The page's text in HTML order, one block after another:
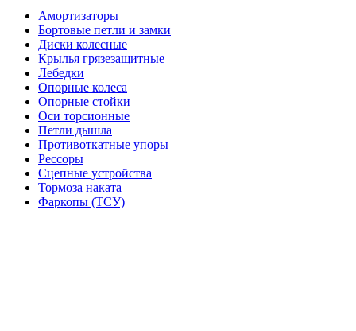
Амортизаторы
Бортовые петли и замки
Диски колесные
Крылья грязезащитные
Лебедки
Опорные колеса
Опорные стойки
Оси торсионные
Петли дышла
Противоткатные упоры
Рессоры
Сцепные устройства
Тормоза наката
Фаркопы (ТСУ)